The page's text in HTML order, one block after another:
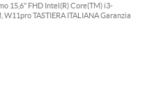
15,6" FHD Intel(R) Core(TM) i3-
W11pro TASTIERA ITALIANA Garanzia